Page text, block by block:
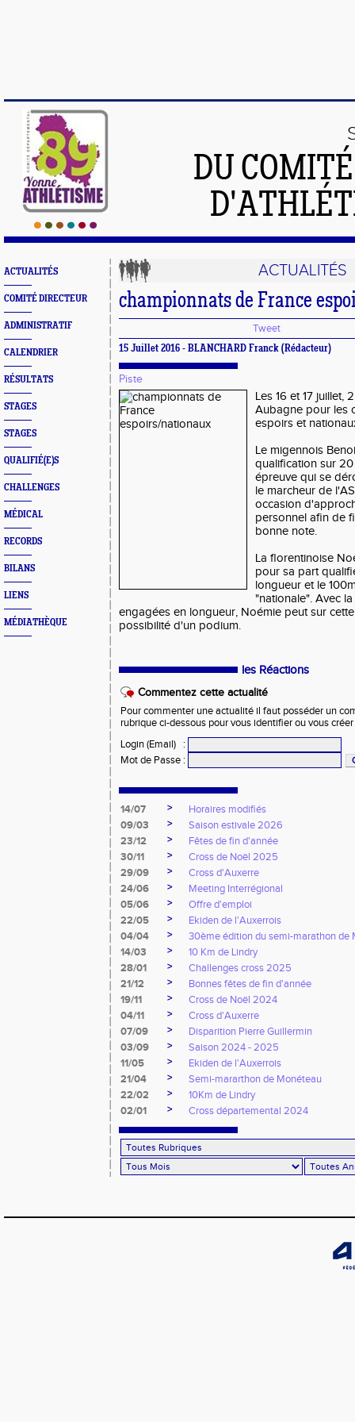
DU
ACTUALITÉS
COMITÉ DIRECTEUR
ADMINISTRATIF
CALENDRIER
RÉSULTATS
STAGES
STAGES
QUALIFIÉ(E)S
CHALLENGES
MÉDICAL
RECORDS
BILANS
LIENS
MÉDIATHÈQUE
ACTUALITÉS
championnats de France
Tweet
15 Juillet 2016 - BLANCHARD Franck (Rédacteur)
Piste
Les 16 et 17 juillet,
Aubagne pour les
espoirs et
Le migennois
qualification sur
épreuve qui se
le marcheur de
occasion
personnel afin de
bonne note.
La florentinoise
pour sa part
longueur et le
"nationale". Avec
engagées en longueur, Noémie peut sur
possibilité d'un podium.
les Réactions
Commentez cette actualité
Pour commenter une actualité il faut posséder un
rubrique ci-dessous pour vous identifier ou vous
Login (Email)
:
Mot de Passe :
14/07 >
Horaires modifiés
09/03
>
Saison estivale 2026
23/12
>
Fêtes de fin d'année
30/11
>
Cross de Noël 2025
29/09
>
Cross d'Auxerre
24/06
>
Meeting Interrégional
05/06
>
Offre d'emploi
22/05
>
Ekiden de l'Auxerrois
04/04
>
30ème édition du semi-marathon de
14/03
>
10 Km de Lindry
28/01
>
Challenges cross 2025
21/12
>
Bonnes fêtes de fin d'année
19/11
>
Cross de Noël 2024
04/11
>
Cross d'Auxerre
07/09
>
Disparition Pierre Guillermin
03/09
>
Saison 2024 - 2025
11/05
>
Ekiden de l'Auxerrois
21/04
>
Semi-mararthon de Monéteau
22/02
>
10Km de Lindry
02/01
> Cross départemental 2024